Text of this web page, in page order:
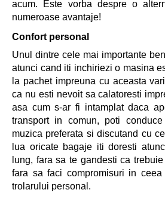
acum. Este vorba despre o
numeroase avantaje!
Confort personal
Unul dintre cele mai importante
atunci cand iti inchiriezi o masina
la pachet impreuna cu aceasta
ca nu esti nevoit sa calatoresti
asa cum s-ar fi intamplat daca
transport in comun, poti
muzica preferata si discutand cu
lua oricate bagaje iti doresti
lung, fara sa te gandesti ca
fara sa faci compromisuri in ceea
trolarului personal.